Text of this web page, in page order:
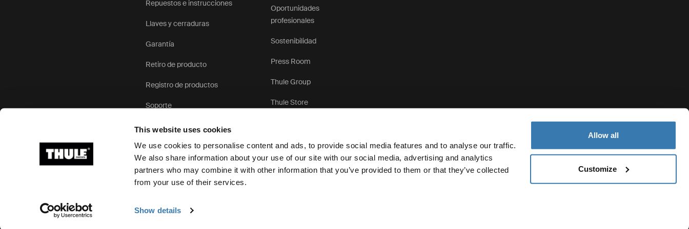
This website uses cookies
We use cookies to personalise content and ads, to provide social media features and to analyse our traffic.
We also share information about your use of our site with our social media, advertising and analytics
partners who may combine it with other information that you’ve provided to them or that they’ve collected
from your use of their services.
Show details
Allow all
Customize
Repuestos e instrucciones
Llaves y cerraduras
Garantía
Retiro de producto
Registro de productos
Soporte
Oportunidades
profesionales
Sostenibilidad
Press Room
Thule Group
Thule Store
Ⓒ 2026 Thule Group Todos los derechos reservados Aviso de privacidad Política de cookies Configuración de cookies Current market/